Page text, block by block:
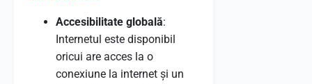
Accesibilitate globală:
Internetul este disponibil
oricui are acces la o
conexiune la internet și un